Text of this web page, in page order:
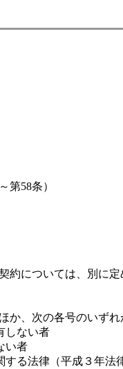
58条）
については、別に定
、次の各号のいず
しない者
い者
る法律（平成３年法